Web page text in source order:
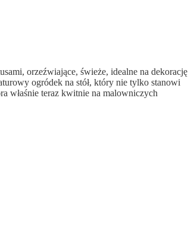
orzeźwiające, świeże, idealne na dekorację
ogródek na stół, który nie tylko stanowi
właśnie teraz kwitnie na malowniczych